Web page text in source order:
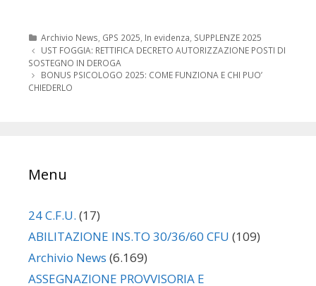
Categorie
Archivio News GPS 2025 In evidenza SUPPLENZE 2025
Navigazione
articolo
UST FOGGIA: RETTIFICA DECRETO AUTORIZZAZIONE POSTI DI
SOSTEGNO IN DEROGA
BONUS PSICOLOGO 2025: COME FUNZIONA E CHI PUO’
CHIEDERLO
Menu
24 C.F.U. (17)
ABILITAZIONE INS.TO 30/36/60 CFU (109)
Archivio News (6.169)
ASSEGNAZIONE PROVVISORIA E